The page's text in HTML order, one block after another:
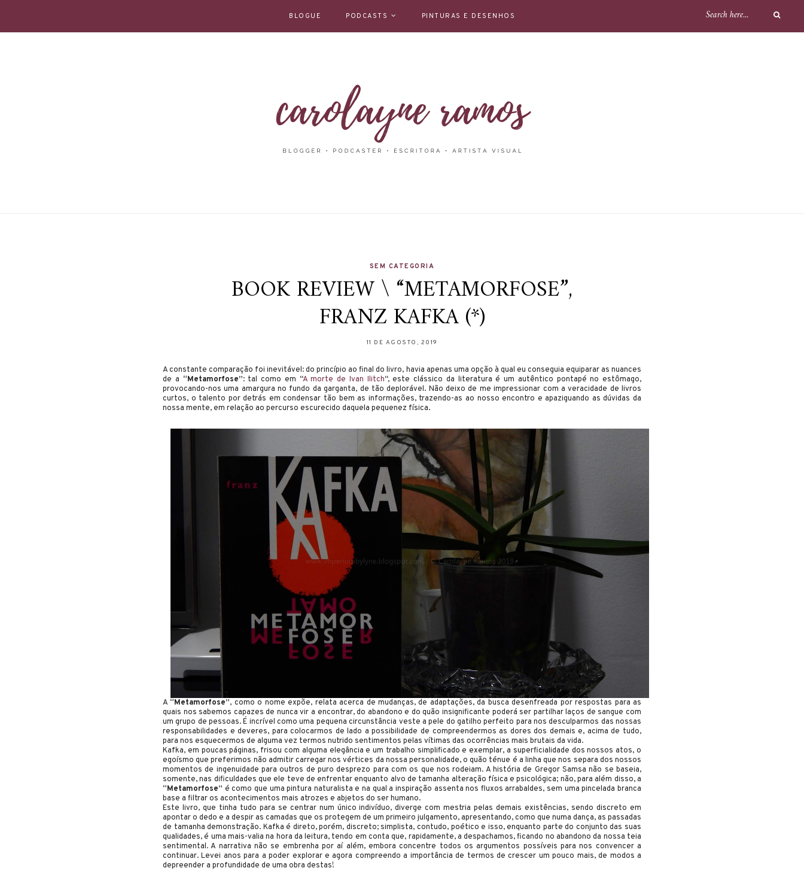
BLOGUE PODCASTS PINTURAS E DESENHOS
SEM CATEGORIA
BOOK REVIEW \ “METAMORFOSE”,
FRANZ KAFKA (*)
11 DE AGOSTO, 2019
A constante comparação foi inevitável: do princípio ao final do livro, havia apenas uma opção à qual eu conseguia equiparar as nuances
de a “Metamorfose”: tal como em “A morte de Ivan Ilitch“, este clássico da literatura é um autêntico pontapé no estômago,
provocando-nos uma amargura no fundo da garganta, de tão deplorável. Não deixo de me impressionar com a veracidade de livros
curtos, o talento por detrás em condensar tão bem as informações, trazendo-as ao nosso encontro e apaziguando as dúvidas da
nossa mente, em relação ao percurso escurecido daquela pequenez física.
A “Metamorfose”, como o nome expõe, relata acerca de mudanças, de adaptações, da busca desenfreada por respostas para as
quais nos sabemos capazes de nunca vir a encontrar, do abandono e do quão insignificante poderá ser partilhar laços de sangue com
um grupo de pessoas. É incrível como uma pequena circunstância veste a pele do gatilho perfeito para nos desculparmos das nossas
responsabilidades e deveres, para colocarmos de lado a possibilidade de compreendermos as dores dos demais e, acima de tudo,
para nos esquecermos de alguma vez termos nutrido sentimentos pelas vítimas das ocorrências mais brutais da vida.
Kafka, em poucas páginas, frisou com alguma elegância e um trabalho simplificado e exemplar, a superficialidade dos nossos atos, o
egoísmo que preferimos não admitir carregar nos vértices da nossa personalidade, o quão ténue é a linha que nos separa dos nossos
momentos de ingenuidade para outros de puro desprezo para com os que nos rodeiam. A história de Gregor Samsa não se baseia,
somente, nas dificuldades que ele teve de enfrentar enquanto alvo de tamanha alteração física e psicológica; não, para além disso, a
“Metamorfose” é como que uma pintura naturalista e na qual a inspiração assenta nos fluxos arrabaldes, sem uma pincelada branca
base a filtrar os acontecimentos mais atrozes e abjetos do ser humano.
Este livro, que tinha tudo para se centrar num único indivíduo, diverge com mestria pelas demais existências, sendo discreto em
apontar o dedo e a despir as camadas que os protegem de um primeiro julgamento, apresentando, como que numa dança, as passadas
de tamanha demonstração. Kafka é direto, porém, discreto; simplista, contudo, poético e isso, enquanto parte do conjunto das suas
qualidades, é uma mais-valia na hora da leitura, tendo em conta que, rapidamente, a despachamos, ficando no abandono da nossa teia
sentimental. A narrativa não se embrenha por aí além, embora concentre todos os argumentos possíveis para nos convencer a
continuar. Levei anos para a poder explorar e agora compreendo a importância de termos de crescer um pouco mais, de modos a
depreender a profundidade de uma obra destas!